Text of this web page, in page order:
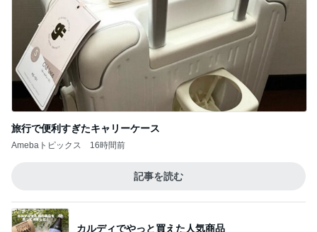
カルディでやっと買えた人気商品
Amebaトピックス 1日前
葉山の帰りに友達が見つけた物
Amebaトピックス
Amebaトピックス 1日前